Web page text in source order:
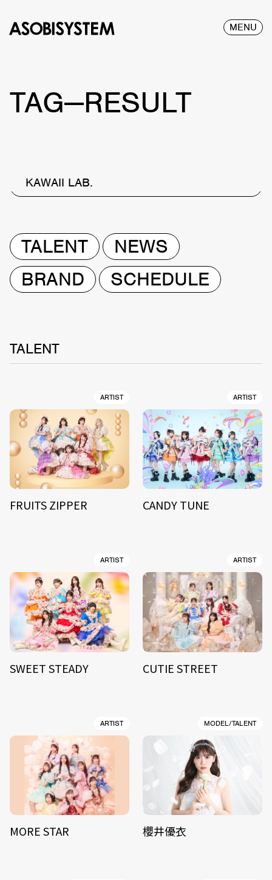
MENU
TAG—RESULT
KAWAII LAB.
TALENT
NEWS
BRAND
SCHEDULE
TALENT
ARTIST
FRUITS ZIPPER
ARTIST
CANDY TUNE
ARTIST
SWEET STEADY
ARTIST
CUTIE STREET
ARTIST
MORE STAR
MODEL/TALENT
櫻井優衣